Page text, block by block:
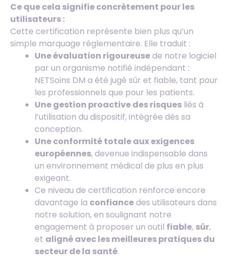
Ce que cela signifie concrètement pour les
utilisateurs :
Cette certification représente bien plus qu’un
simple marquage réglementaire. Elle traduit :
Une évaluation rigoureusede notre logiciel
par un organisme notifié indépendant :
NETSoins DM a été jugé sûr et fiable, tant pour
les professionnels que pour les patients.
Une gestion proactive des risques liés à
l’utilisation du dispositif, intégrée dès sa
conception.
Une conformité totale aux exigences
européennes, devenue indispensable dans
un environnement médical de plus en plus
exigeant.
Ce niveau de certification renforce encore
davantage la confiancedes utilisateurs dans
notre solution, en soulignant notre
engagement à proposer un outil fiable, sûr,
et aligné avec les meilleures pratiques du
secteur de la santé.